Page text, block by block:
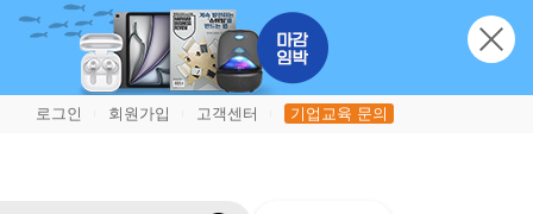
로그인 회원가입 고객센터 기업교육 문의